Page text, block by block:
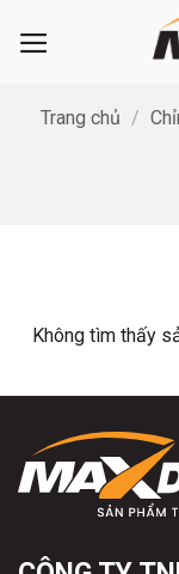
qua
Trang chủ /
Không tìm thấy